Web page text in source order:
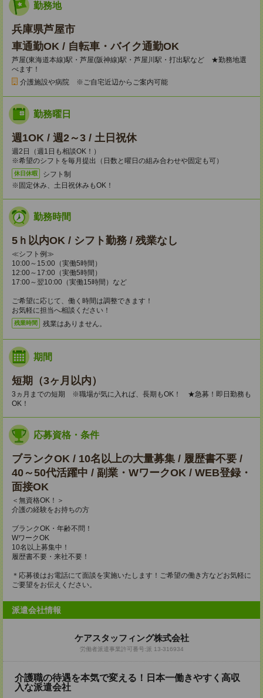
勤務地
兵庫県芦屋市
車通勤OK / 自転車・バイク通勤OK
芦屋(東海道本線)駅・芦屋(阪神線)駅・芦屋川駅・打出駅など ★勤務地選
べます！
介護施設や病院 ※ご自宅近辺からご案内可能
勤務曜日
週1OK / 週2～3 / 土日祝休
週2日（週1日も相談OK！）
※希望のシフトを毎月提出（日数と曜日の組み合わせや固定も可）
休日休暇
シフト制
※固定休み、土日祝休みもOK！
勤務時間
5ｈ以内OK / シフト勤務 / 残業なし
≪シフト例≫
10:00～15:00（実働5時間）
12:00～17:00（実働5時間）
17:00～翌10:00（実働15時間）など
ご希望に応じて、働く時間は調整できます！
お気軽に担当へ相談ください！
残業時間 残業はありません。
期間
短期（3ヶ月以内）
3ヵ月までの短期 ※職場が気に入れば、長期もOK！ ★急募！即日勤務も
OK！
応募資格・条件
ブランクOK / 10名以上の大量募集 / 履歴書不要 /
40～50代活躍中 / 副業・WワークOK / WEB登録・
面接OK
＜無資格OK！＞
介護の経験をお持ちの方
ブランクOK・年齢不問！
WワークOK
10名以上募集中！
履歴書不要・来社不要！
＊応募後はお電話にて面談を実施いたします！ご希望の働き方などお気軽に
ご要望をお伝えください。
派遣会社情報
ケアスタッフィング株式会社
労働者派遣事業許可番号:派 13-316934
介護職の待遇を本気で変える！日本一働きやすく高収
入な派遣会社